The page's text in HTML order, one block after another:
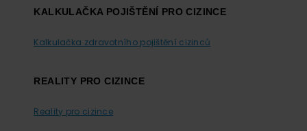
KALKULAČKA POJIŠTĚNÍ PRO CIZINCE
Kalkulačka zdravotního pojištění cizinců
REALITY PRO CIZINCE
Reality pro cizince